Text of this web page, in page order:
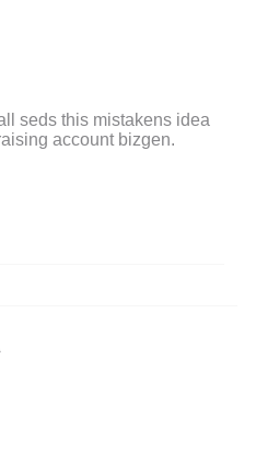
seds this mistakens idea
account bizgen.